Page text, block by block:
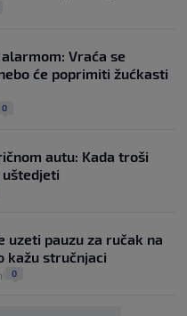
Vraća se
će poprimiti žućkasti
0
autu: Kada troši
uzeti pauzu za ručak na
kažu stručnjaci
0